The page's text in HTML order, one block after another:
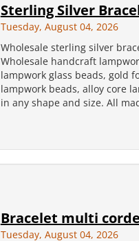
Sterling Silver
Tuesday, August 04, 2026
Wholesale sterling silver
Wholesale handcraft
lampwork glass beads, gold
lampwork beads, alloy core
in any shape and size. All
Bracelet multi
Tuesday, August 04, 2026